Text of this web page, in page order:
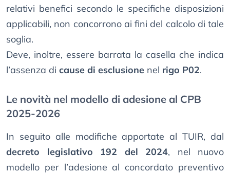
relativi benefici secondo le specifiche disposizioni
applicabili, non concorrono ai fini del calcolo di tale
soglia.
Deve, inoltre, essere barrata la casella che indica
l’assenza di cause di esclusione nel rigo P02.
Le novità nel modello di adesione al CPB
2025-2026
In seguito alle modifiche apportate al TUIR, dal
decreto legislativo 192 del 2024, nel nuovo
modello per l’adesione al concordato preventivo